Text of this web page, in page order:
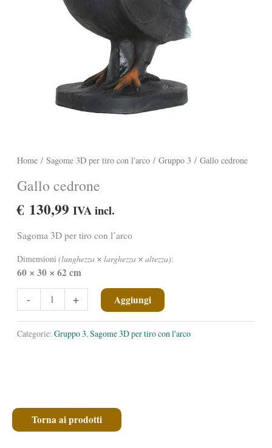
Torna ai prodotti
Home/ Sagome 3D per tiro con l'arco/ Gruppo 3 / Gallo cedrone
Gallo cedrone
€ 130,99 IVA incl.
Sagoma 3D per tiro con l’arco
Dimensioni (lunghezza ✕ larghezza ✕ altezza):
60 ✕ 30 ✕ 62 cm
-
cedrone
+ Aggiungi
Categorie: Gruppo 3,Sagome 3D per tiro con l'arco